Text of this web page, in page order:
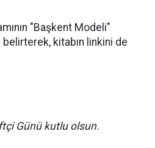
"Başkent Modeli"
belirterek, kitabın linkini de
Günü kutlu olsun.